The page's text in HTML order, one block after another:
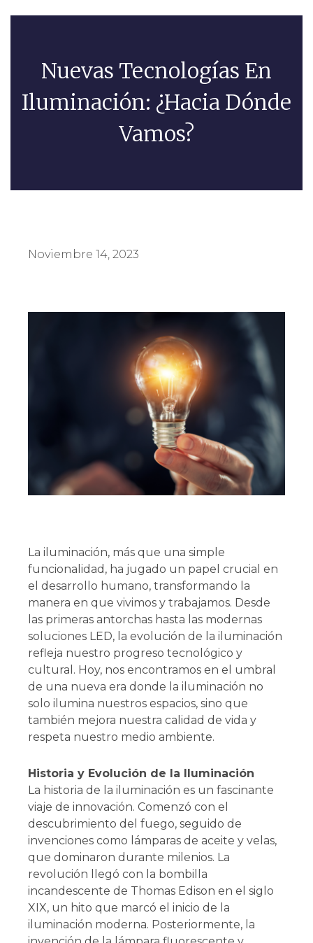
Nuevas Tecnologías En
Iluminación: ¿Hacia Dónde
Vamos?
Noviembre 14, 2023
La iluminación, más que una simple
funcionalidad, ha jugado un papel crucial en
el desarrollo humano, transformando la
manera en que vivimos y trabajamos. Desde
las primeras antorchas hasta las modernas
soluciones LED, la evolución de la iluminación
refleja nuestro progreso tecnológico y
cultural. Hoy, nos encontramos en el umbral
de una nueva era donde la iluminación no
solo ilumina nuestros espacios, sino que
también mejora nuestra calidad de vida y
respeta nuestro medio ambiente.
Historia y Evolución de la Iluminación
La historia de la iluminación es un fascinante
viaje de innovación. Comenzó con el
descubrimiento del fuego, seguido de
invenciones como lámparas de aceite y velas,
que dominaron durante milenios. La
revolución llegó con la bombilla
incandescente de Thomas Edison en el siglo
XIX, un hito que marcó el inicio de la
iluminación moderna. Posteriormente, la